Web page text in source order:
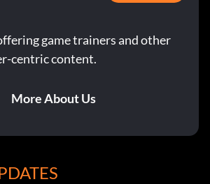
game trainers and other
centric content.
More About Us